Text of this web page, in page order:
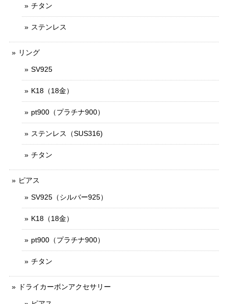
チタン
ステンレス
リング
SV925
K18（18金）
pt900（プラチナ900）
ステンレス（SUS316)
チタン
ピアス
SV925（シルバー925）
K18（18金）
pt900（プラチナ900）
チタン
ドライカーボンアクセサリー